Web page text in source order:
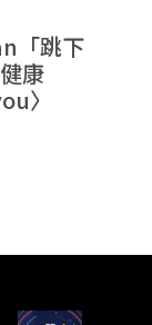
「跳下
康
〉